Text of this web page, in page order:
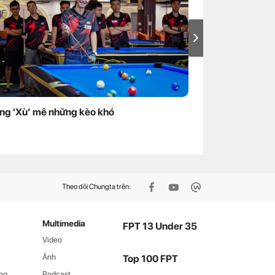
'Xù’ mê những kèo khó
Theo dõi Chungta trên:
Multimedia
Video
Ảnh
FPT 13 Under 35
Top 100 FPT